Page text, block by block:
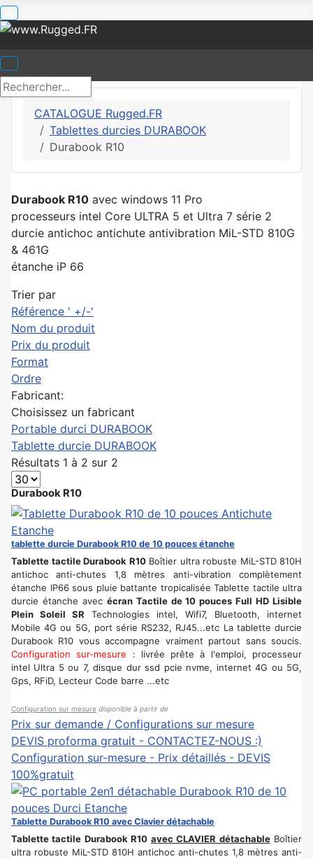
CATALOGUE Rugged.FR
Tablettes durcies DURABOOK
Durabook R10
Durabook R10 avec windows 11 Pro
processeurs intel Core ULTRA 5 et Ultra 7 série 2
durcie antichoc antichute antivibration MiL-STD 810G
& 461G
étanche iP 66
Trier par
Référence ' +/-'
Nom du produit
Prix du produit
Format
Ordre
Fabricant:
Choisissez un fabricant
Portable durci DURABOOK
Tablette durcie DURABOOK
Résultats 1 à 2 sur 2
Durabook R10
tablette durcie Durabook R10 de 10 pouces étanche
Tablette tactile Durabook R10Boîtier ultra robuste MiL-STD 810H
antichoc anti-chutes 1,8 mètres anti-vibration complètement
étanche IP66 sous pluie battante tropicalisée Tablette tactile ultra
durcie étanche avec écran Tactile de 10 pouces Full HD Lisible
Plein Soleil SR Technologies intel, Wifi7, Bluetooth, internet
Mobile 4G ou 5G, port série RS232, RJ45...etc La tablette durcie
Durabook R10 vous accompagne vraiment partout sans soucis.
Configuration sur-mesure : livrée prête à l'emploi, processeur
intel Ultra 5 ou 7, disque dur ssd pcie nvme, internet 4G ou 5G,
Gps, RFiD, Lecteur Code barre ...etc
Configuration sur mesure disponible à partir de
Prix sur demande / Configurations sur mesure
DEVIS proforma gratuit - CONTACTEZ-NOUS :)
Configuration sur-mesure - Prix détaillés - DEVIS
100%gratuit
Tablette Durabook R10 avec Clavier détachable
Tablette tactile Durabook R10 avec CLAVIER détachableBoîtier
ultra robuste MiL-STD 810H antichoc anti-chutes 1,8 mètres anti-